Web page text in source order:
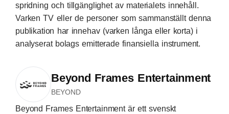
spridning och tillgänglighet av materialets innehåll.
Varken TV eller de personer som sammanställt denna
publikation har innehav (varken långa eller korta) i
analyserat bolags emitterade finansiella instrument.
Beyond Frames Entertainment
BEYOND
Beyond Frames Entertainment är ett svenskt